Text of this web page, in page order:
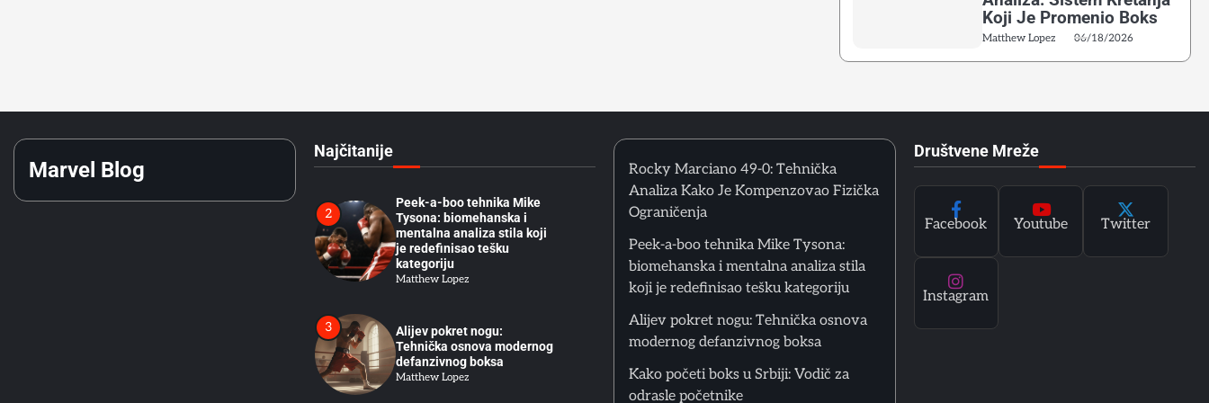
Koji Je Promenio Boks
Matthew Lopez 06/18/2026
Marvel Blog
Najčitanije
Tehnička Analiza Kako Je
2
Peek-a-boo tehnika Mike
Tysona: biomehanska i
mentalna analiza stila koji
je redefinisao tešku
kategoriju
Matthew Lopez
3
Alijev pokret nogu:
Tehnička osnova modernog
defanzivnog boksa
Matthew Lopez
Rocky Marciano 49-0: Tehnička
Analiza Kako Je Kompenzovao Fizička
Ograničenja
Peek-a-boo tehnika Mike Tysona:
biomehanska i mentalna analiza stila
koji je redefinisao tešku kategoriju
Alijev pokret nogu: Tehnička osnova
modernog defanzivnog boksa
Kako početi boks u Srbiji: Vodič za
odrasle početnike
Društvene Mreže
Facebook Youtube Twitter
Instagram